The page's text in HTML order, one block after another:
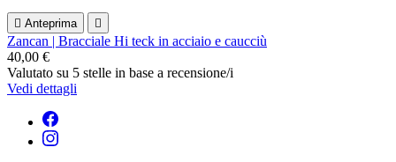
 Anteprima 
Zancan | Bracciale Hi teck in acciaio e caucciù
40,00 €
Valutato su 5 stelle in base a recensione/i
Vedi dettagli